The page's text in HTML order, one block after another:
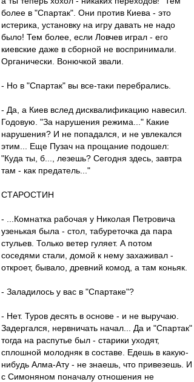
более в "Спартак". Они против Киева - это
истерика, установку на игру давать не надо
было! Тем более, если Ловчев играл - его
киевские даже в сборной не воспринимали.
Органически. Вонючкой звали.
- Но в "Спартак" вы все-таки перебрались.
- Да, а Киев вслед дисквалификацию навесил.
Годовую. "За нарушения режима..." Какие
нарушения? И не попадался, и не увлекался
этим... Еще Пузач на прощание подошел:
"Куда ты, б..., лезешь? Сегодня здесь, завтра
там - как предатель..."
СТАРОСТИН
- ...Комнатка рабочая у Николая Петровича
узенькая была - стол, табуреточка да пара
стульев. Только ветер гуляет. А потом
соседями стали, домой к нему захаживал -
откроет, бывало, древний комод, а там коньяк.
- Заладилось у вас в "Спартаке"?
- Нет. Туров десять в основе - и не выручаю.
Задергался, нервничать начал... Да и "Спартак"
тогда на распутье был - старики уходят,
сплошной молодняк в составе. Едешь в какую-
нибудь Алма-Ату - не знаешь, что привезешь. И
с Симоняном поначалу отношения не